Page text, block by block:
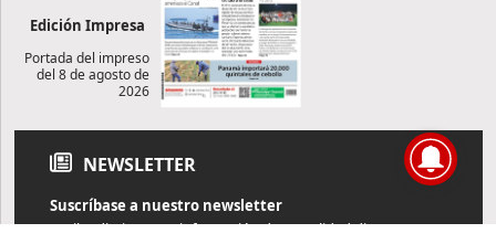
Edición Impresa
Portada del impreso
del 8 de agosto de
2026
NEWSLETTER
Suscríbase a nuestro newsletter
Reciba diariamente información de actualidad directamente en